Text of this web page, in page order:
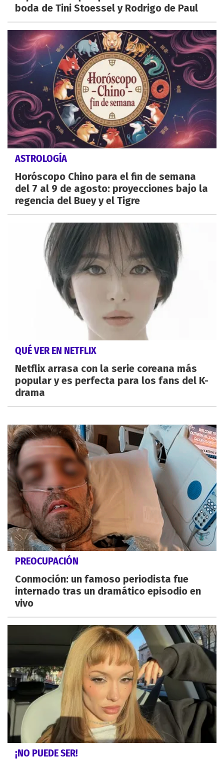
boda de Tini Stoessel y Rodrigo de Paul
ASTROLOGÍA
Horóscopo Chino para el fin de semana
del 7 al 9 de agosto: proyecciones bajo la
regencia del Buey y el Tigre
QUÉ VER EN NETFLIX
Netflix arrasa con la serie coreana más
popular y es perfecta para los fans del K-
drama
PREOCUPACIÓN
Conmoción: un famoso periodista fue
internado tras un dramático episodio en
vivo
¡NO PUEDE SER!